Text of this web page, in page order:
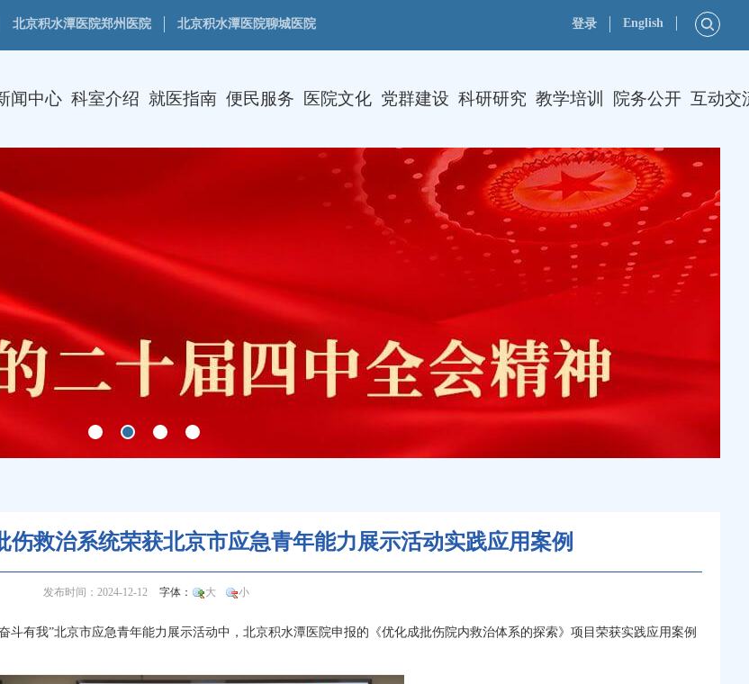
北京积水潭医院郑州医院 北京积水潭医院聊城医院 登录 English
闻中心 科室介绍 就医指南 便民服务 医院文化 党群建设 科研研究 教学培训 院务公开 互动交
伤救治系统荣获北京市应急青年能力展示活动实践应用案例
发布时间：2024-12-12 字体： 大 小
斗有我”北京市应急青年能力展示活动中，北京积水潭医院申报的《优化成批伤院内救治体系的探索》项目荣获实践应用案例